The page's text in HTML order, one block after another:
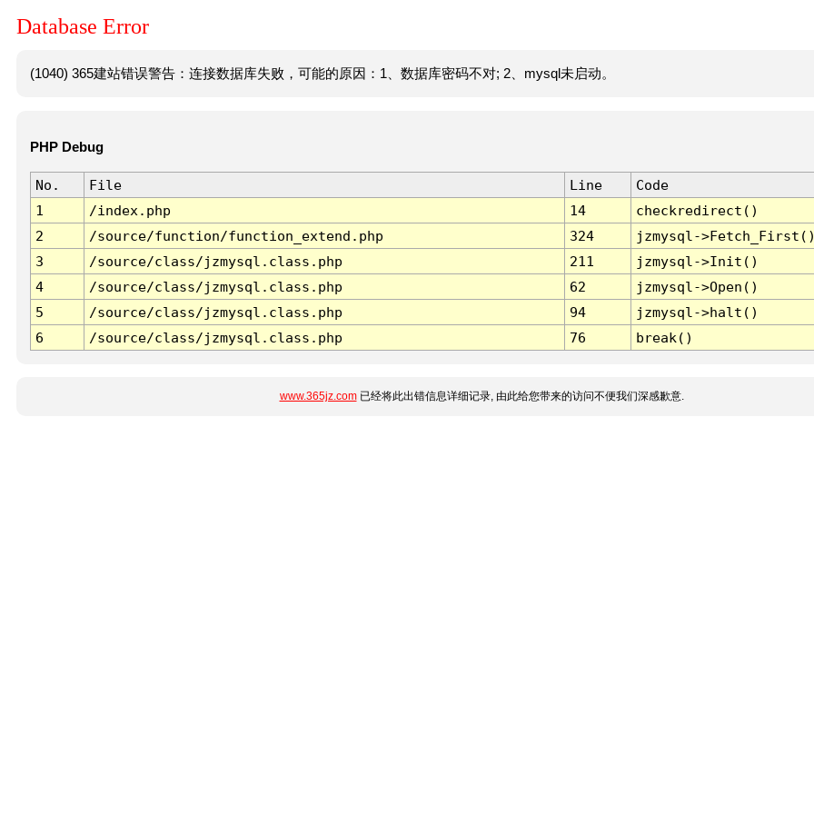
Database Error
(1040) 365建站错误警告：连接数据库失败，可能的原因：1、数据库密码不对; 2、mysql未启动。
PHP Debug
No. File Line
Code
1
/index.php 14
checkredirect()
2
/source/function/function_extend.php 324
jzmysql-
3
/source/class/jzmysql.class.php 211
jzmysql->Init()
4
/source/class/jzmysql.class.php 62
jzmysql->Open()
5
/source/class/jzmysql.class.php 94
jzmysql->halt()
6
/source/class/jzmysql.class.php 76 break()
www.365jz.com已经将此出错信息详细记录, 由此给您带来的访问不便我们深感歉意.